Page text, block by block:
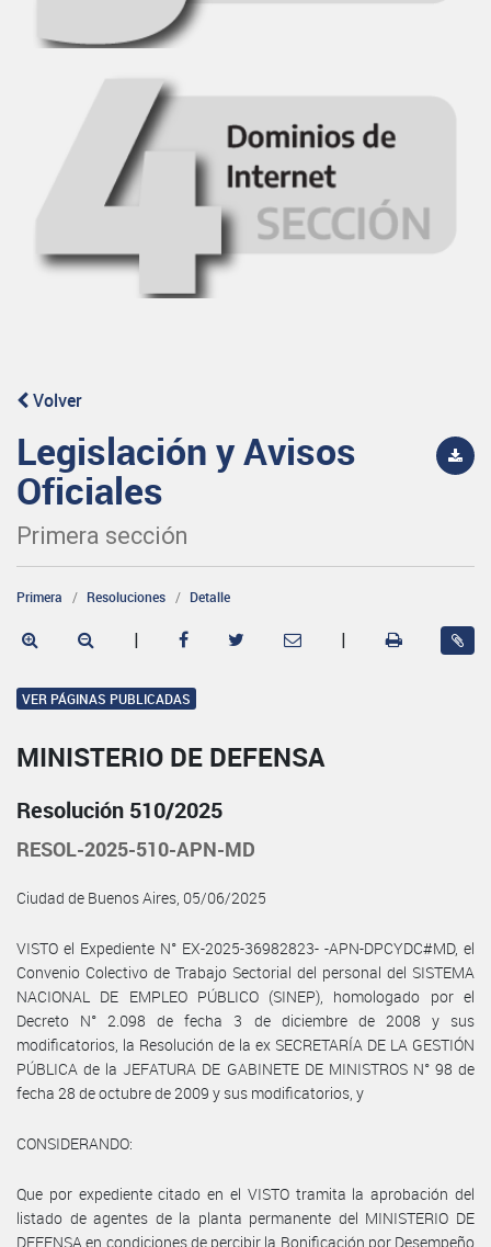
Volver
Legislación y Avisos
Oficiales
Primera sección
Primera Resoluciones Detalle
| |
VER PÁGINAS PUBLICADAS
MINISTERIO DE DEFENSA
Resolución 510/2025
RESOL-2025-510-APN-MD
Ciudad de Buenos Aires, 05/06/2025
VISTO el Expediente N° EX-2025-36982823- -APN-DPCYDC#MD, el
Convenio Colectivo de Trabajo Sectorial del personal del SISTEMA
NACIONAL DE EMPLEO PÚBLICO (SINEP), homologado por el
Decreto N° 2.098 de fecha 3 de diciembre de 2008 y sus
modificatorios, la Resolución de la ex SECRETARÍA DE LA GESTIÓN
PÚBLICA de la JEFATURA DE GABINETE DE MINISTROS N° 98 de
fecha 28 de octubre de 2009 y sus modificatorios, y
CONSIDERANDO:
Que por expediente citado en el VISTO tramita la aprobación del
listado de agentes de la planta permanente del MINISTERIO DE
DEFENSA en condiciones de percibir la Bonificación por Desempeño